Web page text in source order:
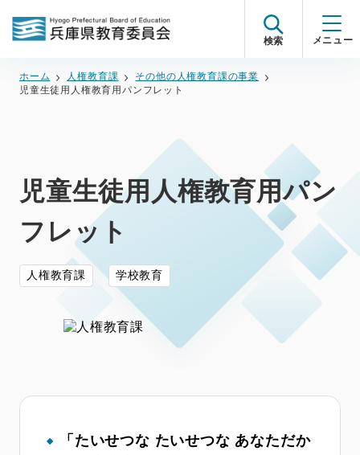
検索
ホーム 人権教育課
その他の人権教育課の事業
児童生徒用人権教育用パンフレット
児童生徒用人権教育用パン
フレット
人権教育課 学校教育
「たいせつな たいせつな あなただか